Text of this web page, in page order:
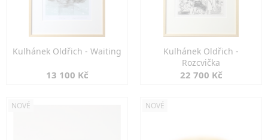
Kulhánek Oldřich - Waiting
13 100 Kč
Kulhánek Oldřich -
Rozcvička
22 700 Kč
NOVÉ NOVÉ